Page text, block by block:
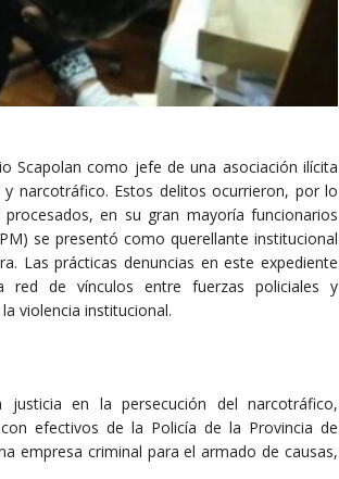
Scapolan como jefe de una asociación ilícita
narcotráfico. Estos delitos ocurrieron, por lo
en su gran mayoría funcionarios
se presentó como querellante institucional
Las prácticas denuncias en este expediente
red de vínculos entre fuerzas policiales y
violencia institucional.
en la persecución del narcotráfico,
efectivos de la Policía de la Provincia de
empresa criminal para el armado de causas,